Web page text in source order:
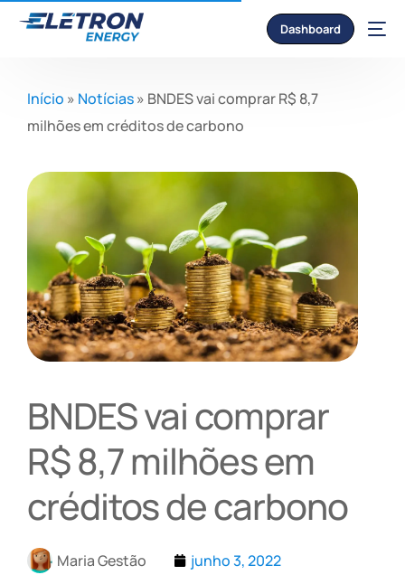
Dashboard
Início » Notícias» BNDES vai comprar R$ 8,7
milhões em créditos de carbono
BNDES vai comprar
R$ 8,7 milhões em
créditos de carbono
Maria Gestão
junho 3, 2022